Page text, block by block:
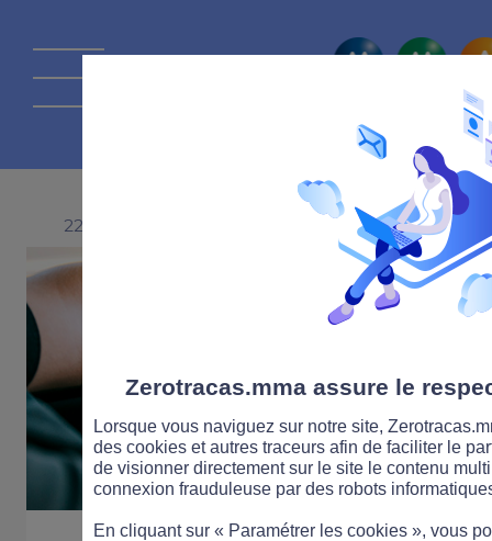
La route
22 OCTOBRE 2024
Zerotracas.mma assure le
Lorsque vous naviguez sur notre site,
des cookies et autres traceurs afin de faciliter le
de visionner directement sur le site le contenu
connexion frauduleuse par des robots
En cliquant sur « Paramétrer les cookies », vous